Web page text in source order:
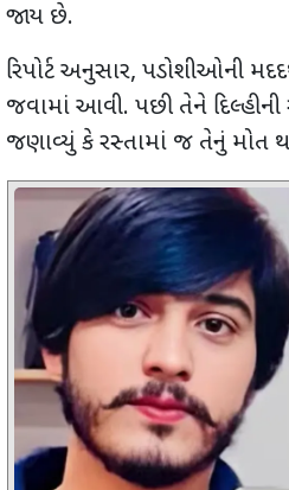
જાય છે.
રિપોર્ટ અનુસાર, પડોશીઓની
જવામાં આવી. પછી તેને
જણાવ્યું કે રસ્તામાં જ તેનું મોત